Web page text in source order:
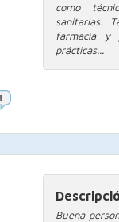
como
sanitarias.
farmacia y
prácticas...
Buena